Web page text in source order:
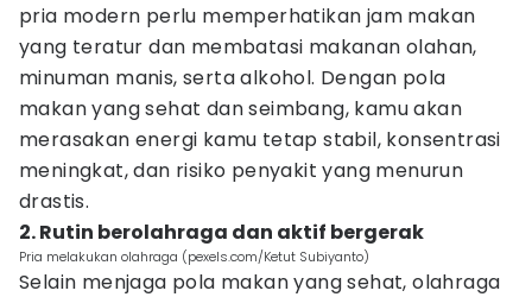
pria modern perlu memperhatikan jam makan
yang teratur dan membatasi makanan olahan,
minuman manis, serta alkohol. Dengan pola
makan yang sehat dan seimbang, kamu akan
merasakan energi kamu tetap stabil, konsentrasi
meningkat, dan risiko penyakit yang menurun
drastis.
2. Rutin berolahraga dan aktif bergerak
Pria melakukan olahraga (pexels.com/Ketut Subiyanto)
Selain menjaga pola makan yang sehat, olahraga